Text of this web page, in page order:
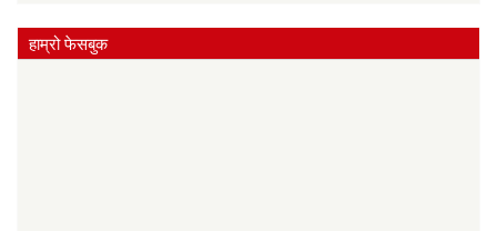
हाम्रो फेसबुक